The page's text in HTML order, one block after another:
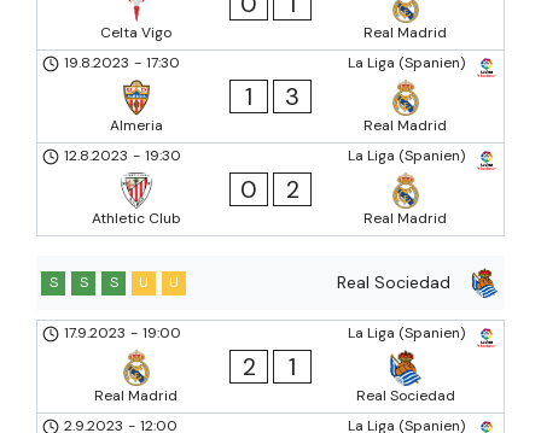
Celta Vigo
Real Madrid
La Liga (Spanien)
19.8.2023 - 17:30
Almeria
1 3
Real Madrid
La Liga (Spanien)
12.8.2023 - 19:30
Athletic Club
0 2
Real Madrid
Real Sociedad
S S S U U
La Liga (Spanien)
17.9.2023 - 19:00
Real Madrid
2 1
Real Sociedad
La Liga (Spanien)
2.9.2023 - 12:00